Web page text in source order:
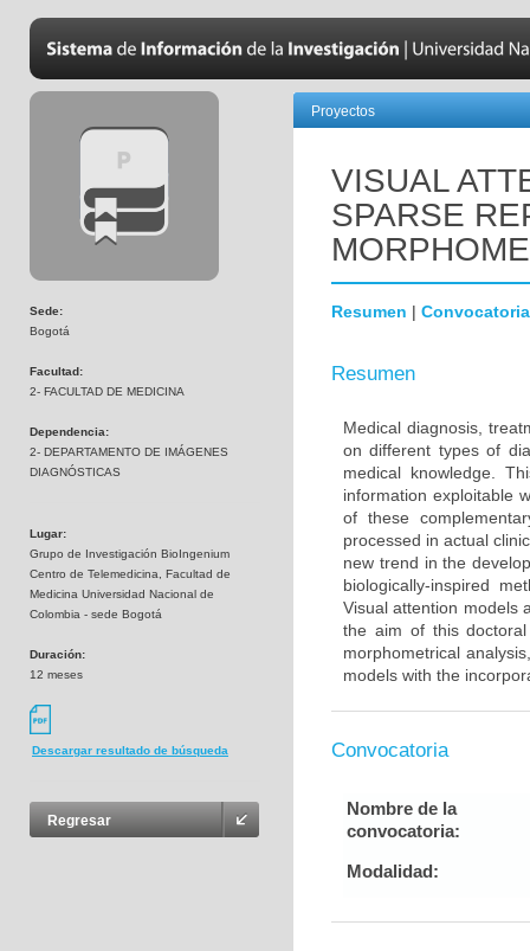
Sede:
Bogotá
Facultad:
2- FACULTAD DE MEDICINA
Dependencia:
2- DEPARTAMENTO DE IMÁGENES
DIAGNÓSTICAS
Lugar:
Grupo de Investigación BioIngenium
Centro de Telemedicina, Facultad de
Medicina Universidad Nacional de
Colombia - sede Bogotá
Duración:
12 meses
Descargar resultado de búsqueda
Regresar
Proyectos
VISUAL
SPARSE
Resumen | Convocatoria
Resumen
Medical diagnosis,
on different types of
medical knowledge.
information exploitable
of these
processed in actual
new trend in the
biologically-inspired
Visual attention models
the aim of this
morphometrical
models with the
Convocatoria
Nombre de la
convocatoria:
Modalidad: